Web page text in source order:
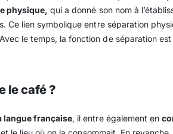
physique, qui a donné son nom à
Ce lien symbolique entre séparation
le temps, la fonction de séparation
le café ?
langue française, il entre également en